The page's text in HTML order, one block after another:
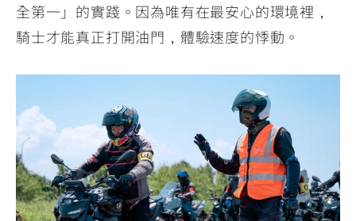
全第一」的實踐。因為唯有在最安心的環境裡，
騎士才能真正打開油門，體驗速度的悸動。